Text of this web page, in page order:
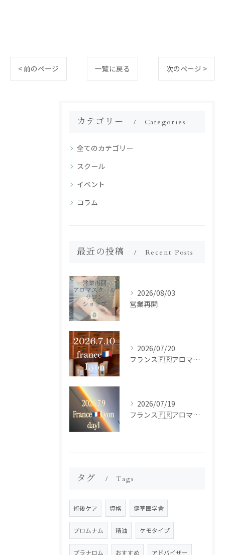
< 前のページ 一覧に戻る 次のページ >
カテゴリー Categories
全てのカテゴリー
スクール
イベント
コラム
最近の投稿 Recent Posts
2026/08/03
営業再開
2026/07/20
フランス🇫🇷アロマ研修ツアー𝗱𝗮𝘆𝟮
2026/07/19
フランス🇫🇷アロマ研修ツアー𝗱𝗮𝘆𝟭
タグ Tags
術後ケア 資格 健草医学舎
プロムナム 精油 ケモタイプ
プラナロム おすすめ アドバイザー